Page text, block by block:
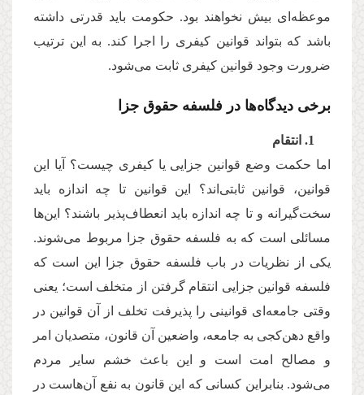
موعظه‌ای بیش نخواهند بود. حکومت باید قدرتی داشته
باشد که بتواند قوانین کیفری را اجرا کند. به این ترتیب
ضرورت وجود قوانین کیفری ثابت می‌شود.
برخی دیدگاه‌ها در فلسفه حقوق جزا
1. انتقام
اما حکمت وضع قوانین جزایی یا کیفری چیست؟ آیا این
قوانین، قوانین ثابتی‌اند؟ این قوانین تا چه اندازه باید
سخت‌گیرانه و تا چه اندازه باید انعطاف‌پذیر باشند؟ این‌ها
مسائلی است که به فلسفه حقوق جزا مربوط می‌شوند.
یکی از نظریات در باب فلسفه حقوق جزا این است که
فلسفه قوانین جزایی انتقام گرفتن از متخلف است؛ یعنی
وقتی جامعه‌ای قوانینی را پذیرفت تخلف از آن قوانین در
واقع دهن‌کجی به جامعه، واضعین آن قانون، متصدیان امر
و مصالح امت است و این باعث خشم سایر مردم
می‌شود. بنابراین کسانی که این قانون به نفع آن‌هاست در